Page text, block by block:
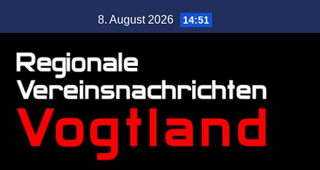
8. August 2026 14:51